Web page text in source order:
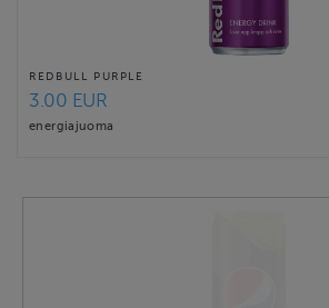
REDBULL PURPLE
3.00 EUR
energiajuoma